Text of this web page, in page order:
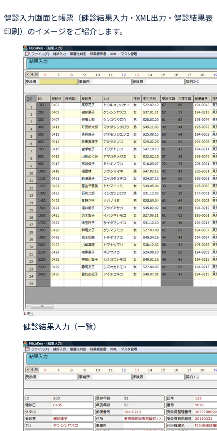
健診入力画面と帳票（健診結果入力・XML出力・健診結果表
印刷）のイメージをご紹介します。
健診結果入力（一覧）